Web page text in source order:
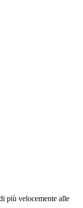
più velocemente alle